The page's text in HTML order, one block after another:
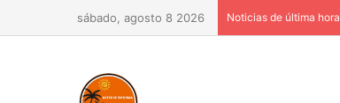
sábado, agosto 8 2026 Noticias de última hora